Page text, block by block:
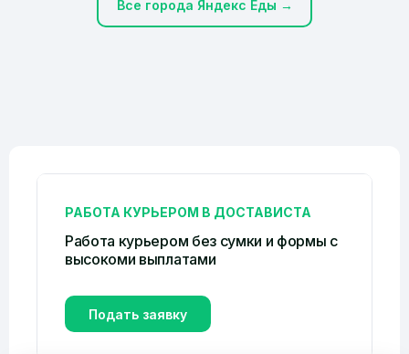
Все города Яндекс Еды →
РАБОТА КУРЬЕРОМ В ДОСТАВИСТА
Работа курьером без сумки и формы c
высокоми выплатами
Подать заявку